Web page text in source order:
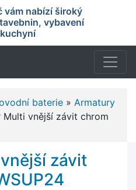
vám nabízí široký
vybavení
baterie » Armatury
Multi vnější závit chrom
závit